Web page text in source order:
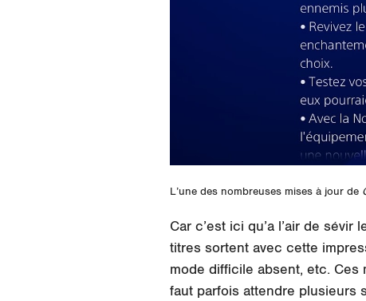
L’une des nombreuses mises à jour de
Car c’est ici qu’a l’air de
titres sortent avec cette
mode difficile absent, etc. Ces
faut parfois attendre plusieurs